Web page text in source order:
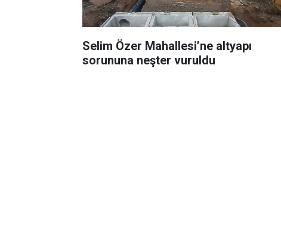
Selim Özer Mahallesi’ne altyapı
sorununa neşter vuruldu